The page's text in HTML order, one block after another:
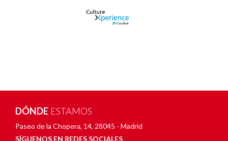
DÓNDE ESTAMOS
Paseo de la Chopera, 14, 28045 - Madrid
SÍGUENOS EN REDES SOCIALES